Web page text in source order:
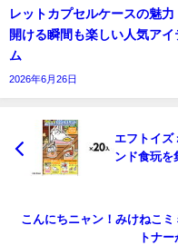
レットカプセルケースの魅力
開ける瞬間も楽しい人気アイ
ム
2026年6月26日
エフトイズ
ンド食玩を
こんにちニャン！みけねこ
トナ